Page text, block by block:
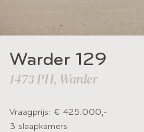
Warder 129
1473 PH, Warder
Vraagprijs: € 425.000,-
3 slaapkamers